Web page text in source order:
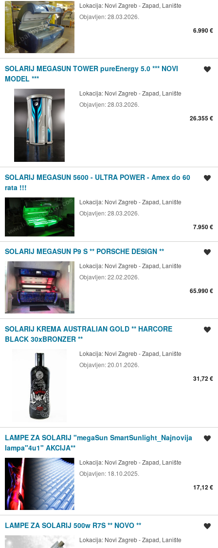
Lokacija: Novi Zagreb - Zapad, Lanište
Objavljen:28.03.2026.
6.990 €
SOLARIJ MEGASUN TOWER pureEnergy 5.0 *** NOVI
MODEL ***
Lokacija: Novi Zagreb - Zapad, Lanište
Objavljen:28.03.2026.
26.355 €
SOLARIJ MEGASUN 5600 - ULTRA POWER - Amex do 60
rata !!!
Lokacija: Novi Zagreb - Zapad, Lanište
Objavljen:28.03.2026.
7.950 €
SOLARIJ MEGASUN P9 S ** PORSCHE DESIGN **
Lokacija: Novi Zagreb - Zapad, Lanište
Objavljen:22.02.2026.
65.990 €
SOLARIJ KREMA AUSTRALIAN GOLD ** HARCORE
BLACK 30xBRONZER **
Lokacija: Novi Zagreb - Zapad, Lanište
Objavljen:20.01.2026.
31,72 €
LAMPE ZA SOLARIJ "megaSun SmartSunlight_Najnovija
lampa"4u1" AKCIJA**
Lokacija: Novi Zagreb - Zapad, Lanište
Objavljen: 18.10.2025.
17,12 €
LAMPE ZA SOLARIJ 500w R7S ** NOVO **
Lokacija: Novi Zagreb - Zapad, Lanište